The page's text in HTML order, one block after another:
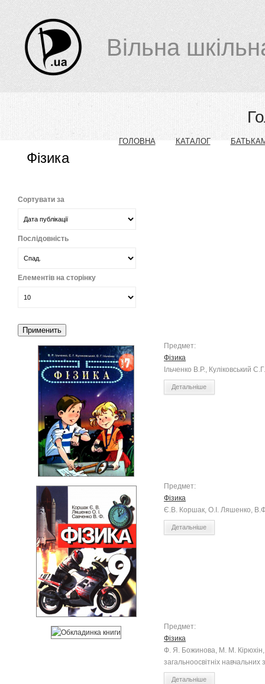
Вільна
ГОЛОВНА КАТАЛОГ
Фізика
Сортувати за
Послідовність
Елементів на сторінку
Предмет:
Фізика
Ільченко В.Р., Куліковський
Детальніше
Предмет:
Фізика
Є.В. Коршак, О.І. Ляшенко,
Детальніше
Предмет:
Фізика
Ф. Я. Божинова, М. М. Кірюхін,
загальноосвітніх навчальних
Детальніше